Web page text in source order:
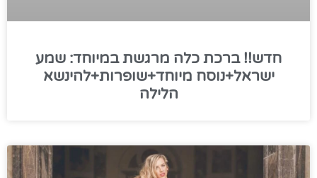
חדש!! ברכת כלה מרגשת במיוחד: שמע
ישראל+נוסח מיוחד+שופרות+להינשא
הלילה